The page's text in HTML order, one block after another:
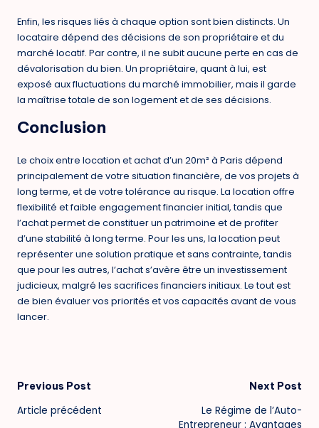
Enfin, les risques liés à chaque option sont bien distincts. Un
locataire dépend des décisions de son propriétaire et du
marché locatif. Par contre, il ne subit aucune perte en cas de
dévalorisation du bien. Un propriétaire, quant à lui, est
exposé aux fluctuations du marché immobilier, mais il garde
la maîtrise totale de son logement et de ses décisions.
Conclusion
Le choix entre location et achat d’un 20m² à Paris dépend
principalement de votre situation financière, de vos projets à
long terme, et de votre tolérance au risque. La location offre
flexibilité et faible engagement financier initial, tandis que
l’achat permet de constituer un patrimoine et de profiter
d’une stabilité à long terme. Pour les uns, la location peut
représenter une solution pratique et sans contrainte, tandis
que pour les autres, l’achat s’avère être un investissement
judicieux, malgré les sacrifices financiers initiaux. Le tout est
de bien évaluer vos priorités et vos capacités avant de vous
lancer.
Post
navigation
Previous Post
Article précédent
Next Post
Le Régime de l’Auto-
Entrepreneur : Avantages